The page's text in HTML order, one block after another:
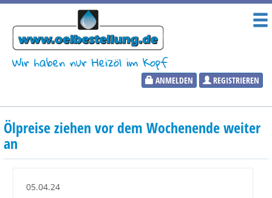
Wir haben nur Heizöl im Kopf
ANMELDEN REGISTRIEREN
Heizölpreise
Aktueller Heizölpreis
Ölpreise ziehen vor dem Wochenende weiter
an
05.04.24